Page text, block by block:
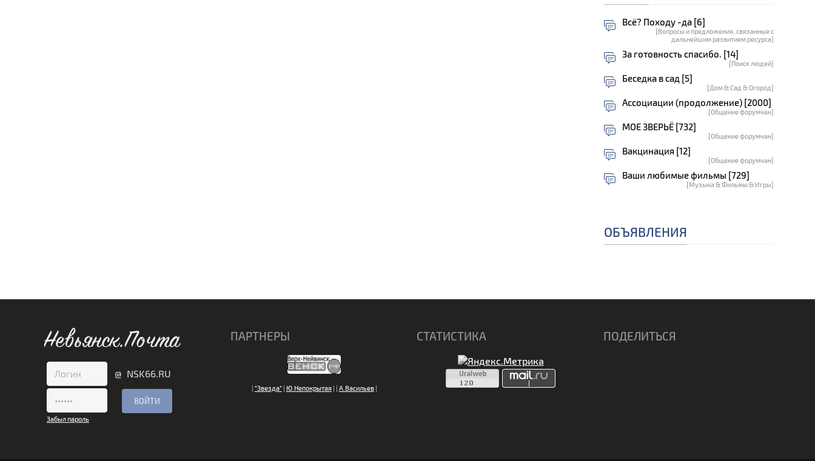
Всё? Походу -да [6]
[Вопросы и предложения, связанные с
дальнейшим развитием ресурса]
За готовность спасибо. [14]
[Поиск людей]
Беседка в сад [5]
[Дом & Сад & Огород]
Ассоциации (продолжение) [2000]
[Общение форумчан]
МОЕ ЗВЕРЬЁ [732]
[Общение форумчан]
Вакцинация [12]
[Общение форумчан]
Ваши любимые фильмы [729]
[Музыка & Фильмы & Игры]
ОБЪЯВЛЕНИЯ
Невьянск.Почта
@ NSK66.RU
Забыл пароль
ПАРТНЕРЫ
| "Звезда"| Ю.Непокрытая| | А.Васильев|
СТАТИСТИКА ПОДЕЛИТЬСЯ